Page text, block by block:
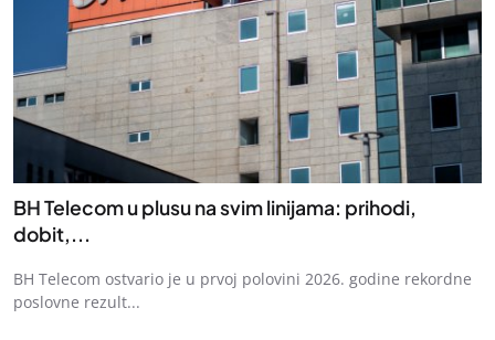
BH Telecom u plusu na svim linijama: prihodi,
dobit,...
BH Telecom ostvario je u prvoj polovini 2026. godine rekordne
poslovne rezult...